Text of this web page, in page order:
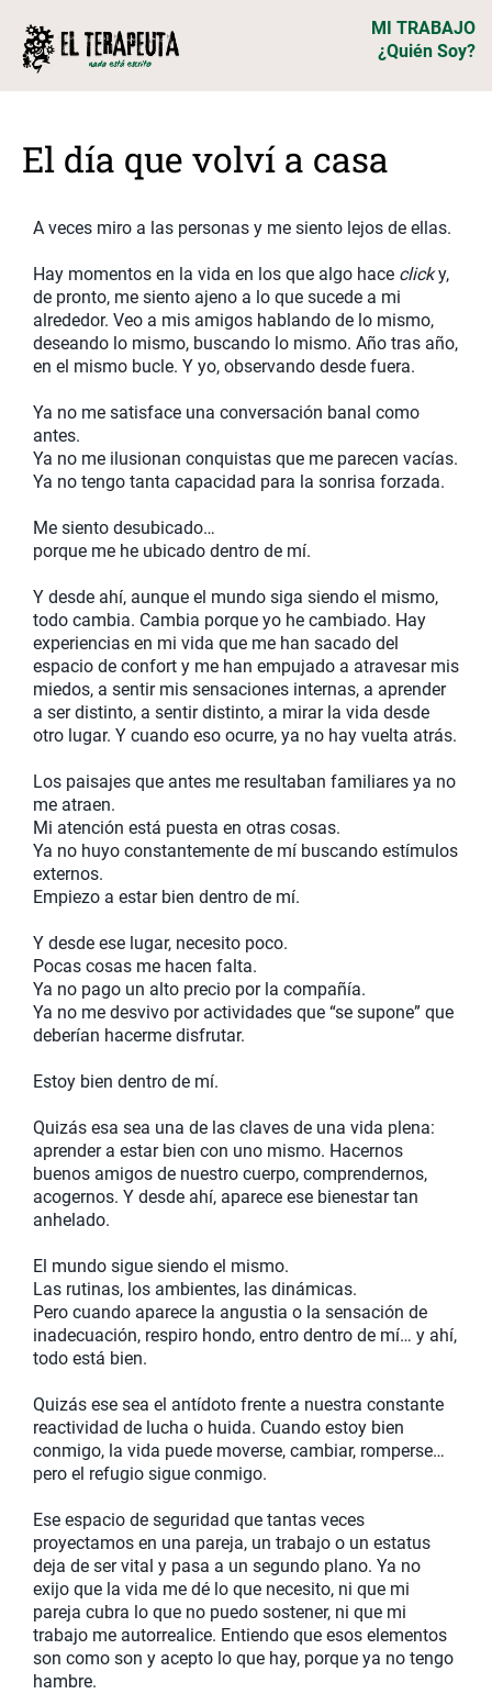
MI TRABAJO
¿Quién Soy?
El día que volví a casa
A veces miro a las personas y me siento lejos de ellas.
Hay momentos en la vida en los que algo hace clicky,
de pronto, me siento ajeno a lo que sucede a mi
alrededor. Veo a mis amigos hablando de lo mismo,
deseando lo mismo, buscando lo mismo. Año tras año,
en el mismo bucle. Y yo, observando desde fuera.
Ya no me satisface una conversación banal como
antes.
Ya no me ilusionan conquistas que me parecen vacías.
Ya no tengo tanta capacidad para la sonrisa forzada.
Me siento desubicado…
porque me he ubicado dentro de mí.
Y desde ahí, aunque el mundo siga siendo el mismo,
todo cambia. Cambia porque yo he cambiado. Hay
experiencias en mi vida que me han sacado del
espacio de confort y me han empujado a atravesar mis
miedos, a sentir mis sensaciones internas, a aprender
a ser distinto, a sentir distinto, a mirar la vida desde
otro lugar. Y cuando eso ocurre, ya no hay vuelta atrás.
Los paisajes que antes me resultaban familiares ya no
me atraen.
Mi atención está puesta en otras cosas.
Ya no huyo constantemente de mí buscando estímulos
externos.
Empiezo a estar bien dentro de mí.
Y desde ese lugar, necesito poco.
Pocas cosas me hacen falta.
Ya no pago un alto precio por la compañía.
Ya no me desvivo por actividades que “se supone” que
deberían hacerme disfrutar.
Estoy bien dentro de mí.
Quizás esa sea una de las claves de una vida plena:
aprender a estar bien con uno mismo. Hacernos
buenos amigos de nuestro cuerpo, comprendernos,
acogernos. Y desde ahí, aparece ese bienestar tan
anhelado.
El mundo sigue siendo el mismo.
Las rutinas, los ambientes, las dinámicas.
Pero cuando aparece la angustia o la sensación de
inadecuación, respiro hondo, entro dentro de mí… y ahí,
todo está bien.
Quizás ese sea el antídoto frente a nuestra constante
reactividad de lucha o huida. Cuando estoy bien
conmigo, la vida puede moverse, cambiar, romperse…
pero el refugio sigue conmigo.
Ese espacio de seguridad que tantas veces
proyectamos en una pareja, un trabajo o un estatus
deja de ser vital y pasa a un segundo plano. Ya no
exijo que la vida me dé lo que necesito, ni que mi
pareja cubra lo que no puedo sostener, ni que mi
trabajo me autorrealice. Entiendo que esos elementos
son como son y acepto lo que hay, porque ya no tengo
hambre.